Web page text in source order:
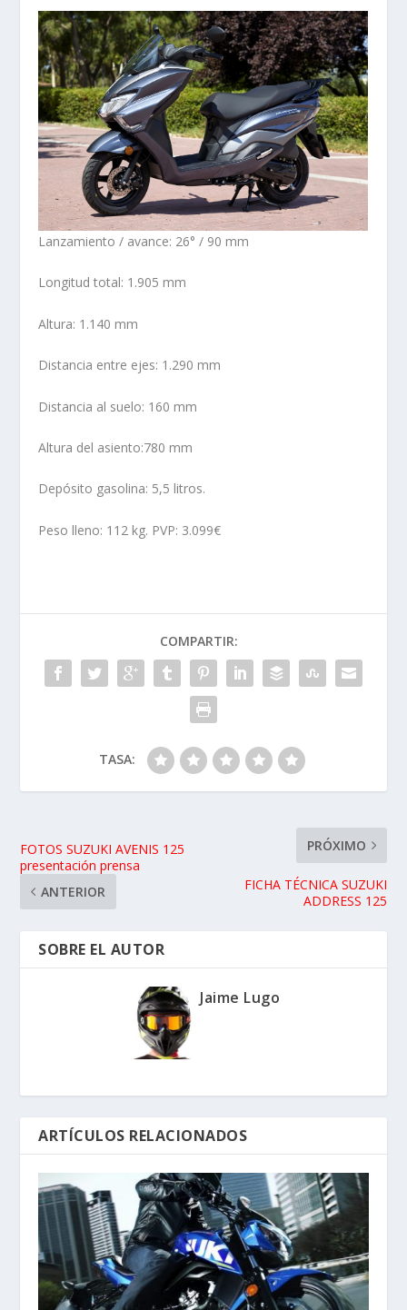
Lanzamiento / avance: 26° / 90 mm
Longitud total: 1.905 mm
Altura: 1.140 mm
Distancia entre ejes: 1.290 mm
Distancia al suelo: 160 mm
Altura del asiento:780 mm
Depósito gasolina: 5,5 litros.
Peso lleno: 112 kg. PVP: 3.099€
COMPARTIR:
TASA:
FOTOS SUZUKI AVENIS 125
presentación prensa
ANTERIOR
PRÓXIMO
FICHA TÉCNICA SUZUKI
ADDRESS 125
SOBRE EL AUTOR
Jaime Lugo
ARTÍCULOS RELACIONADOS